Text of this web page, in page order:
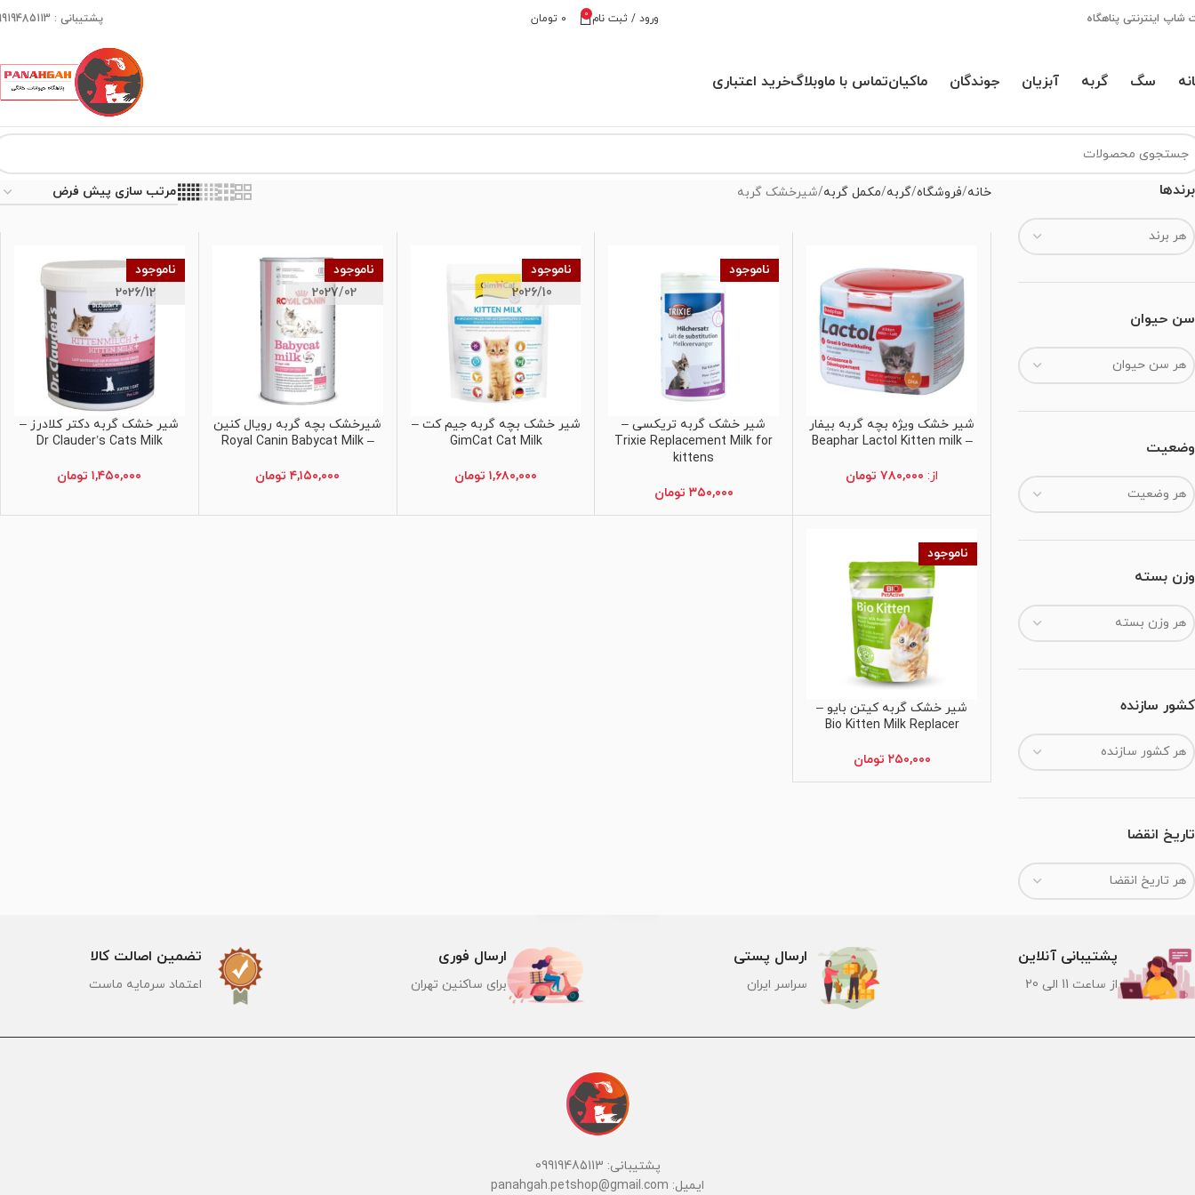
شاپ اینترنتی پناهگاه ورود / ثبت نام 0 ۰ تومان پشتیبانی : 09919485113
سگ گربه آبزیان جوندگان ماکیانتماس با ماوبلاگخرید اعتباری
برندها
هر برند
سن حیوان
هر سن حیوان
وضعیت
هر وضعیت
وزن بسته
هر وزن بسته
کشور سازنده
هر کشور سازنده
تاریخ انقضا
هر تاریخ انقضا
خانه فروشگاه گربه مکمل گربه شیرخشک گربه
انتخاب گزینه ها
شیر خشک ویژه بچه گربه بیفار
– Beaphar Lactol Kitten milk
از: ۷۸۰,۰۰۰ تومان
ناموجود
اطلاعات بیشتر
شیر خشک گربه تریکسی –
Trixie Replacement Milk for
kittens
۳۵۰,۰۰۰ تومان
ناموجود
2026/10
اطلاعات بیشتر
شیر خشک بچه گربه جیم کت –
GimCat Cat Milk
۱,۶۸۰,۰۰۰ تومان
ناموجود
2027/02
اطلاعات بیشتر
شیرخشک بچه گربه رویال کنین
– Royal Canin Babycat Milk
۴,۱۵۰,۰۰۰ تومان
ناموجود
2026/12
اطلاعات بیشتر
شیر خشک گربه دکتر کلادرز –
Dr Clauder’s Cats Milk
۱,۴۵۰,۰۰۰ تومان
ناموجود
اطلاعات بیشتر
شیر خشک گربه کیتن بایو –
Bio Kitten Milk Replacer
۲۵۰,۰۰۰ تومان
تضمین اصالت کالا
اعتماد سرمایه ماست
ارسال فوری
برای ساکنین تهران
ارسال پستی
سراسر ایران
پشتیبانی آنلاین
از ساعت 11 الی 20
پشتیبانی: 09919485113
ایمیل: panahgah.petshop@gmail.com